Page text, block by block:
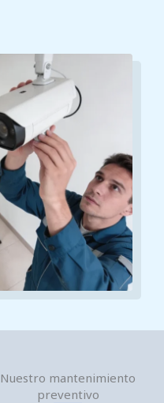
Nuestro mantenimiento
preventivo